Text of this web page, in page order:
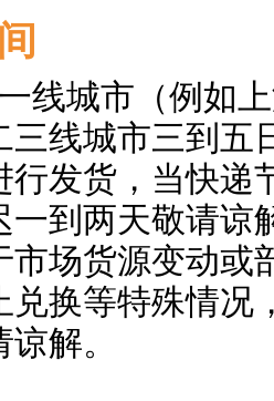
线城市（例如
三线城市三到五
行发货，当快递
一到两天敬请谅
市场货源变动或
兑换等特殊情况
解。